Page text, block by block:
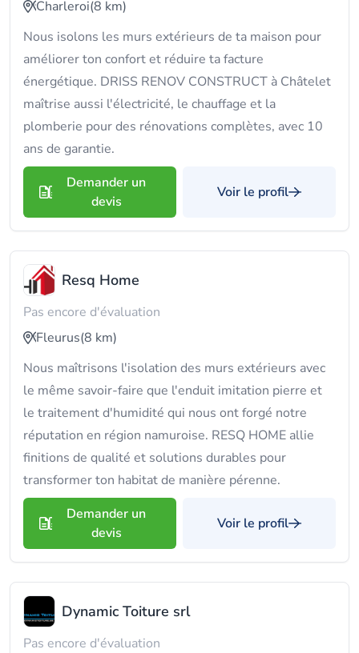
Charleroi(8 km)
Nous isolons les murs extérieurs de ta maison pour
améliorer ton confort et réduire ta facture
énergétique. DRISS RENOV CONSTRUCT à Châtelet
maîtrise aussi l'électricité, le chauffage et la
plomberie pour des rénovations complètes, avec 10
ans de garantie.
Demander un
devis
Voir le profil
Resq Home
Pas encore d'évaluation
Fleurus(8 km)
Nous maîtrisons l'isolation des murs extérieurs avec
le même savoir-faire que l'enduit imitation pierre et
le traitement d'humidité qui nous ont forgé notre
réputation en région namuroise. RESQ HOME allie
finitions de qualité et solutions durables pour
transformer ton habitat de manière pérenne.
Demander un
devis
Voir le profil
Dynamic Toiture srl
Pas encore d'évaluation